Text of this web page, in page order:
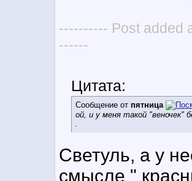
---------- Post added
------
Цитата:
Сообщение от пятница
ой, и у меня такой "веночек"
.
Светуль, а у
смысле "